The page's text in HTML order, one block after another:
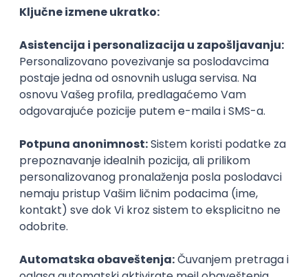
Karijerne mogućnosti
Slični smerovi
Sociolog u socijalnoj zaštiti
Filozofski fakultet
Master
Master
Karijera